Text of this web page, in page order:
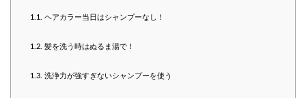
1.1. ヘアカラー当日はシャンプーなし！
1.2. 髪を洗う時はぬるま湯で！
1.3. 洗浄力が強すぎないシャンプーを使う